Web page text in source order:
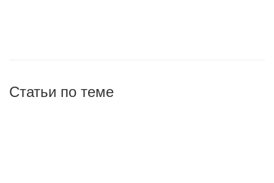
Статьи по теме